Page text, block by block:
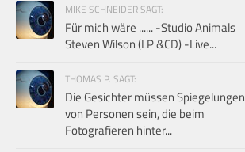
MIKE SCHNEIDER SAGT:
Für mich wäre ...... -Studio Animals
Steven Wilson (LP &CD) -Live...
THOMAS P. SAGT:
Die Gesichter müssen Spiegelungen
von Personen sein, die beim
Fotografieren hinter...